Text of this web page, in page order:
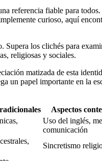
referencia fiable para todos.
curioso, aquí
Supera los clichés para
religiosas y sociales.
matizada de esta
un papel importante en la
Aspectos
Uso del inglés,
comunicación
Sincretismo